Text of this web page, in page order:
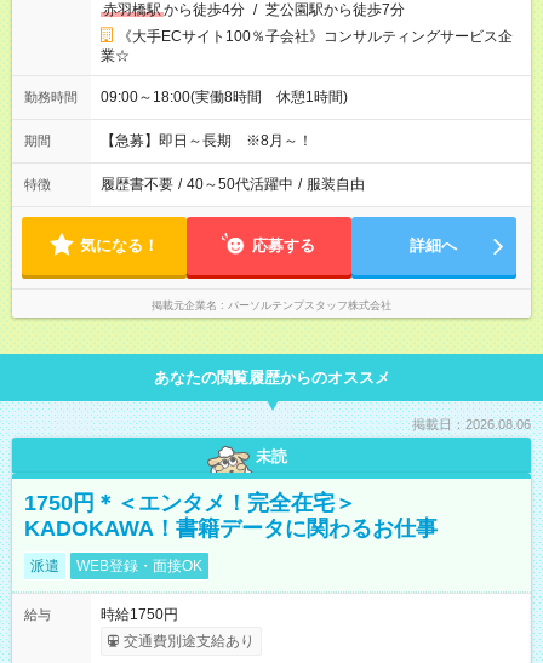
赤羽橋駅から徒歩4分 / 芝公園駅から徒歩7分
《大手ECサイト100％子会社》コンサルティングサービス企
業☆
勤務時間 09:00～18:00(実働8時間 休憩1時間)
期間 【急募】即日～長期 ※8月～！
特徴 履歴書不要 / 40～50代活躍中 / 服装自由
気になる！ 応募する 詳細へ
掲載元企業名 パーソルテンプスタッフ株式会社
あなたの閲覧履歴からのオススメ
掲載日：2026.08.06
未読
1750円＊＜エンタメ！完全在宅＞
KADOKAWA！書籍データに関わるお仕事
派遣 WEB登録・面接OK
給与
時給1750円
交通費別途支給あり